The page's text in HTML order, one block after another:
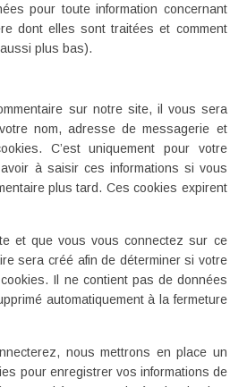
pour toute information concernant
dont elles sont traitées et comment
plus bas).
sur notre site, il vous sera
nom, adresse de messagerie et
C’est uniquement pour votre
à saisir ces informations si vous
plus tard. Ces cookies expirent
et que vous vous connectez sur ce
sera créé afin de déterminer si votre
Il ne contient pas de données
automatiquement à la fermeture
nous mettrons en place un
pour enregistrer vos informations de